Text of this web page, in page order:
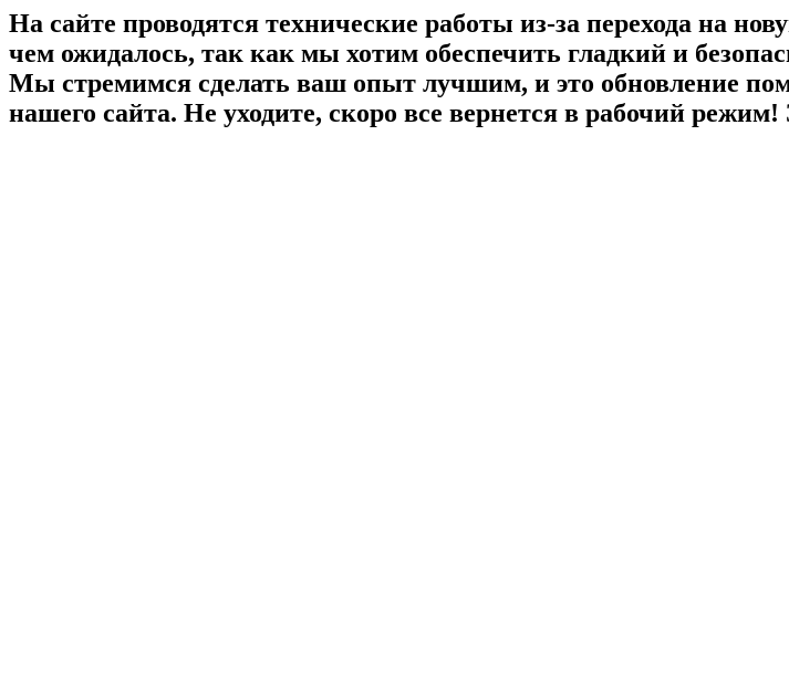
На сайте проводятся технические работы из-за перехода на
чем ожидалось, так как мы хотим обеспечить гладкий и
Мы стремимся сделать ваш опыт лучшим, и это обновление
нашего сайта. Не уходите, скоро все вернется в рабочий режим!